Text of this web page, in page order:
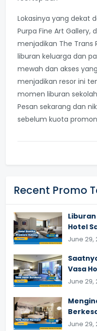
Lokasinya yang dekat
Purpa Fine Art Gallery,
menjadikan The Trans
liburan keluarga dan
mewah dan akses
menjadikan resor ini
momen liburan
Pesan sekarang dan
sebelum kuota
Recent Promo
Hotel
June 29,
Vasa
June 29,
June 29,